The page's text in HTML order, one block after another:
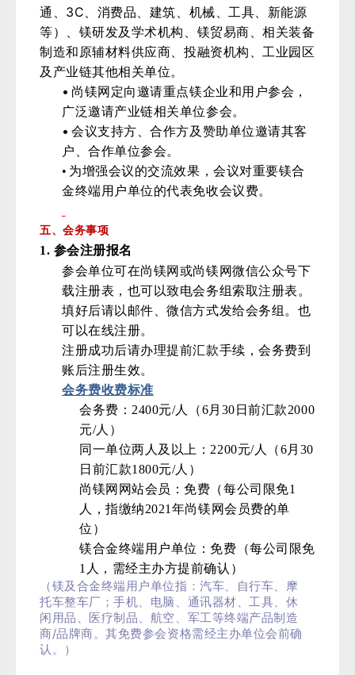
通、 3C 、消费品、建筑、机械、工具、新能源
等）、镁研发及学术机构、镁贸易商、相关装备
制造和原辅材料供应商、投融资机构、工业园区
及产业链其他相关单位。
• 尚镁网定向邀请重点镁企业和用户参会，
广泛邀请产业链相关单位参会。
• 会议支持方、合作方及赞助单位邀请其客
户、合作单位参会。
• 为增强会议的交流效果，会议对重要镁合
金终端用户单位的代表免收会议费。
五、会务事项
1. 参会注册报名
参会单位可在尚镁网或尚镁网微信公众号下
载注册表，也可以致电会务组索取注册表。
填好后请以邮件、微信方式发给会务组。也
可以在线注册。
注册成功后请办理提前汇款手续，会务费到
账后注册生效。
会务费收费标准
会务费：2400元/人（6月30日前汇款2000
元/人）
同一单位两人及以上：2200元/人（6月30
日前汇款1800元/人）
尚镁网网站会员：免费（每公司限免1
人，指缴纳2021年尚镁网会员费的单
位）
镁合金终端用户单位：免费（每公司限免
1人，需经主办方提前确认）
（镁及合金终端用户单位指：汽车、自行车、摩
托车整车厂；手机、电脑、通讯器材、工具、休
闲用品、医疗制品、航空、军工等终端产品制造
商/品牌商。其免费参会资格需经主办单位会前确
认。）